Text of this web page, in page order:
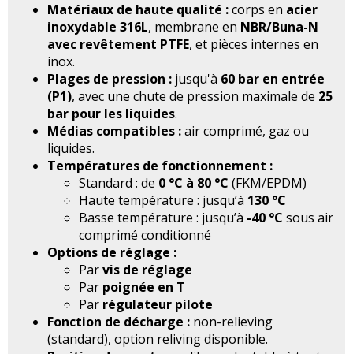
Matériaux de haute qualité :corps en acier
inoxydable 316L, membrane en NBR/Buna-N
avec revêtement PTFE, et pièces internes en
inox.
Plages de pression : jusqu'à 60 bar en entrée
(P1), avec une chute de pression maximale de 25
bar pour les liquides.
Médias compatibles :air comprimé, gaz ou
liquides.
Températures de fonctionnement :
Standard : de 0 °C à 80 °C (FKM/EPDM)
Haute température : jusqu’à 130 °C
Basse température : jusqu’à -40 °C sous air
comprimé conditionné
Options de réglage :
Parvis de réglage
Par poignée en T
Par régulateur pilote
Fonction de décharge : non-relieving
(standard), option reliving disponible.